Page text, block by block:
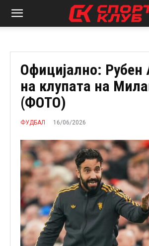
Официјално:
на клупата на
(ФОТО)
ФУДБАЛ 16/06/2026